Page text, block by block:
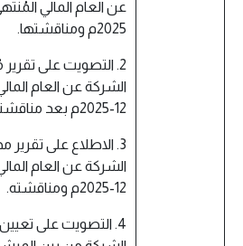
2025م ومناقشتها.
2. التصويت على
12-2025م بعد مناقشته.
3. الاطلاع على تقرير
12-2025م ومناقشته.
4. التصويت على